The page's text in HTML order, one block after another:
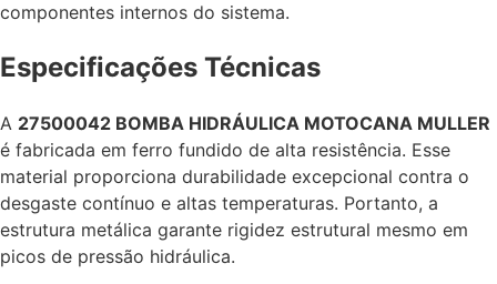
componentes internos do sistema.
Especificações Técnicas
A 27500042 BOMBA HIDRÁULICA MOTOCANA MULLER
é fabricada em ferro fundido de alta resistência. Esse
material proporciona durabilidade excepcional contra o
desgaste contínuo e altas temperaturas. Portanto, a
estrutura metálica garante rigidez estrutural mesmo em
picos de pressão hidráulica.